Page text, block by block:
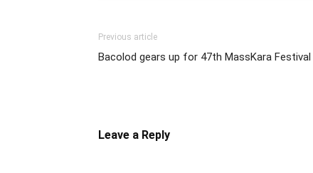
Previous article
Bacolod gears up for 47th MassKara Festival
Leave a Reply